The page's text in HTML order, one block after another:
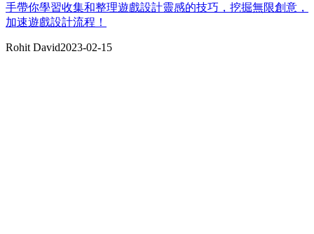
手帶你學習收集和整理遊戲設計靈感的技巧，挖掘無限創意，
加速遊戲設計流程！
Rohit David2023-02-15